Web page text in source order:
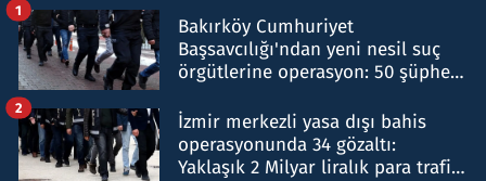
Bakırköy Cumhuriyet
Başsavcılığı'ndan yeni nesil suç
örgütlerine operasyon: 50 şüpheli
1
İzmir merkezli yasa dışı bahis
operasyonunda 34 gözaltı:
Yaklaşık 2 Milyar liralık para trafiği
2